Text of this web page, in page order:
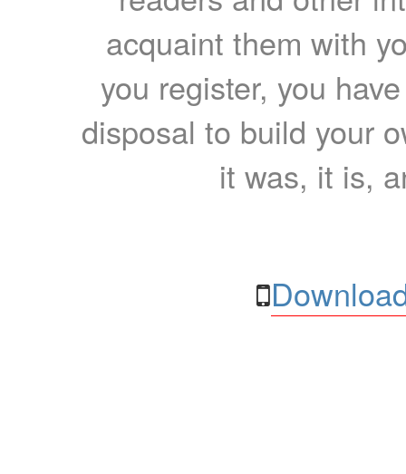
acquaint them with
you register, you
disposal to build your
it was, it is,